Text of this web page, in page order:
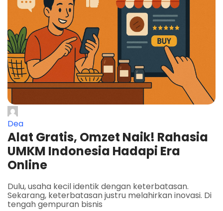
Dea
Alat Gratis, Omzet Naik! Rahasia
UMKM Indonesia Hadapi Era
Online
Dulu, usaha kecil identik dengan keterbatasan.
Sekarang, keterbatasan justru melahirkan inovasi. Di
tengah gempuran bisnis